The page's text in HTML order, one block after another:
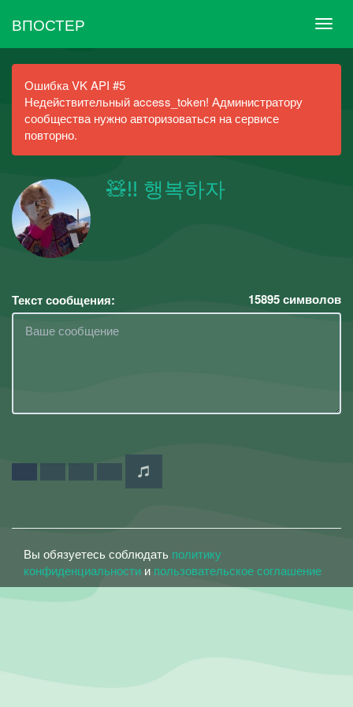
ВПОСТЕР
Ошибка VK API #5
Недействительный access_token! Администратору
сообщества нужно авторизоваться на сервисе
повторно.
🧸!! 행복하자
Текст сообщения: 15895символов
Вы обязуетесь соблюдать политику
конфиденциальности и пользовательское соглашение